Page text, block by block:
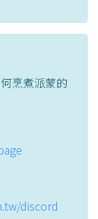
烹煮派蒙的
discord